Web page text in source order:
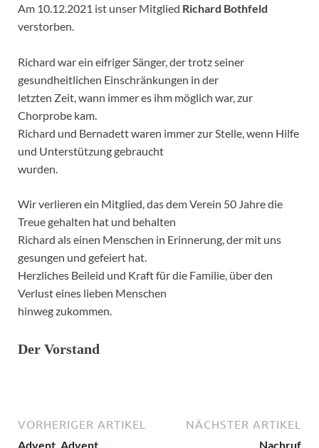
Am 10.12.2021 ist unser Mitglied Richard Bothfeld
verstorben.
Richard war ein eifriger Sänger, der trotz seiner
gesundheitlichen Einschränkungen in der
letzten Zeit, wann immer es ihm möglich war, zur
Chorprobe kam.
Richard und Bernadett waren immer zur Stelle, wenn Hilfe
und Unterstützung gebraucht
wurden.
Wir verlieren ein Mitglied, das dem Verein 50 Jahre die
Treue gehalten hat und behalten
Richard als einen Menschen in Erinnerung, der mit uns
gesungen und gefeiert hat.
Herzliches Beileid und Kraft für die Familie, über den
Verlust eines lieben Menschen
hinweg zukommen.
Der Vorstand
VORHERIGER ARTIKEL
Advent, Advent …
NÄCHSTER ARTIKEL
Nachruf